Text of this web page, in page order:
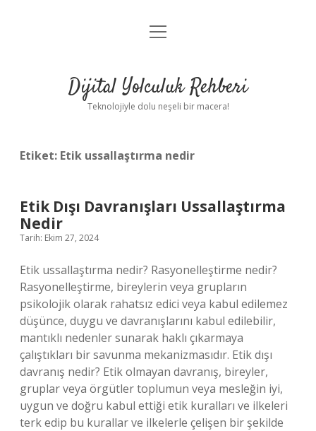
Anasayfa
Yasal Uyarı
menüyü
Dijital Yolculuk Rehberi
Teknolojiyle dolu neşeli bir macera!
Etiket: Etik ussallaştırma nedir
Etik Dışı Davranışları Ussallaştırma
Nedir
Tarih: Ekim 27, 2024
Etik ussallaştırma nedir? Rasyonelleştirme nedir?
Rasyonelleştirme, bireylerin veya grupların
psikolojik olarak rahatsız edici veya kabul edilemez
düşünce, duygu ve davranışlarını kabul edilebilir,
mantıklı nedenler sunarak haklı çıkarmaya
çalıştıkları bir savunma mekanizmasıdır. Etik dışı
davranış nedir? Etik olmayan davranış, bireyler,
gruplar veya örgütler toplumun veya mesleğin iyi,
uygun ve doğru kabul ettiği etik kuralları ve ilkeleri
terk edip bu kurallar ve ilkelerle çelişen bir şekilde